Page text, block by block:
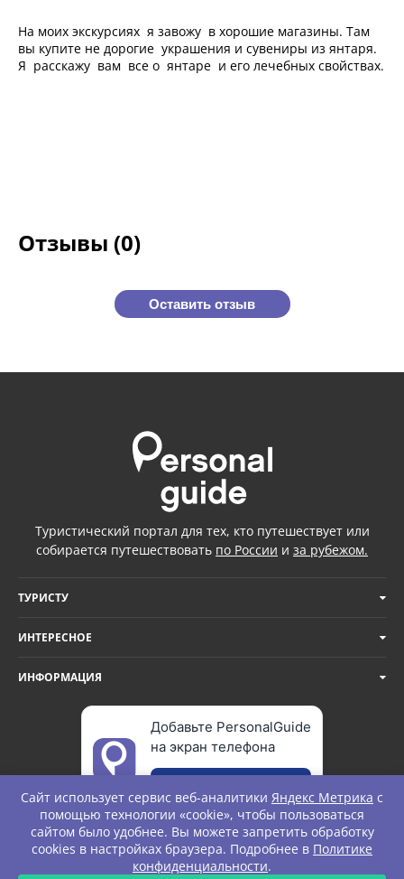
На моих экскурсиях я завожу в хорошие магазины. Там
вы купите не дорогие украшения и сувениры из янтаря.
Я расскажу вам все о янтаре и его лечебных свойствах.
Отзывы (0)
Оставить отзыв
Туристический портал для тех, кто путешествует или
собирается путешествовать по России и за рубежом.
ТУРИСТУ
ИНТЕРЕСНОЕ
ИНФОРМАЦИЯ
Добавьте PersonalGuide
на экран телефона
© Personal Guide. All rights Reserved.
Сайт использует сервис веб-аналитики Яндекс Метрика с
помощью технологии «cookie», чтобы пользоваться
сайтом было удобнее. Вы можете запретить обработку
cookies в настройках браузера. Подробнее в Политике
конфиденциальности.
ЗАПРОС